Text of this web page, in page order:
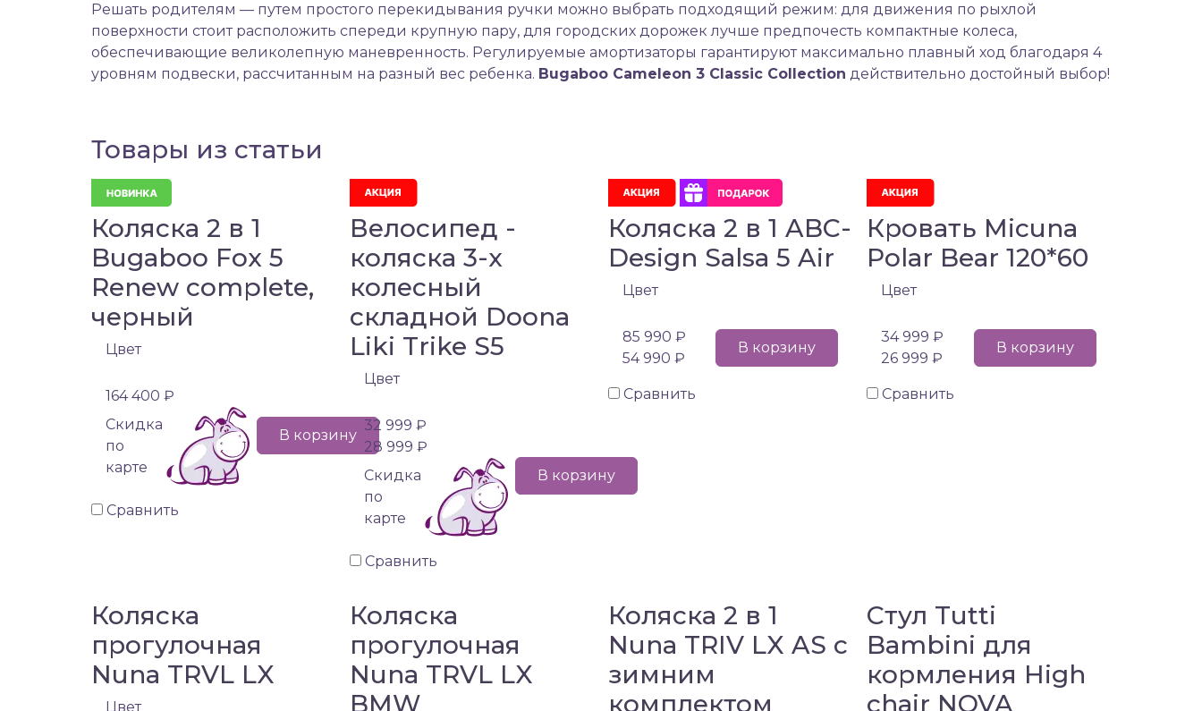
Решать родителям — путем простого перекидывания ручки можно выбрать подходящий режим: для движения по рыхлой
поверхности стоит расположить спереди крупную пару, для городских дорожек лучше предпочесть компактные колеса,
обеспечивающие великолепную маневренность. Регулируемые амортизаторы гарантируют максимально плавный ход благодаря 4
уровням подвески, рассчитанным на разный вес ребенка. Bugaboo Cameleon 3 Classic Collection действительно достойный выбор!
Товары из статьи
Коляска 2 в 1
Bugaboo Fox 5
Renew complete,
черный
Цвет
164 400 ₽
Cкидка
по
карте
В корзину
Сравнить
Велосипед -
коляска 3-х
колесный
складной Doona
Liki Trike S5
Цвет
32 999 ₽
28 999 ₽
Cкидка
по
карте
В корзину
Сравнить
Коляска 2 в 1 ABC-
Design Salsa 5 Air
Цвет
85 990 ₽
54 990 ₽
В корзину
Сравнить
Кровать Micuna
Polar Bear 120*60
Цвет
34 999 ₽
26 999 ₽
В корзину
Сравнить
Коляска
прогулочная
Nuna TRVL LX
Цвет
Коляска
прогулочная
Nuna TRVL LX
BMW
Коляска 2 в 1
Nuna TRIV LX AS с
зимним
комплектом
Стул Tutti
Bambini для
кормления High
chair NOVA